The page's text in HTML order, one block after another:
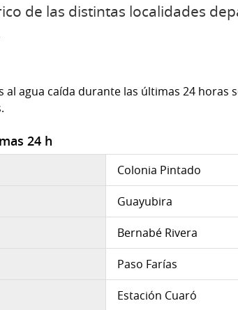
de las distintas localidades
agua caída durante las últimas 24 horas
24 h
Colonia Pintado
Guayubira
Bernabé Rivera
Paso Farías
Estación Cuaró